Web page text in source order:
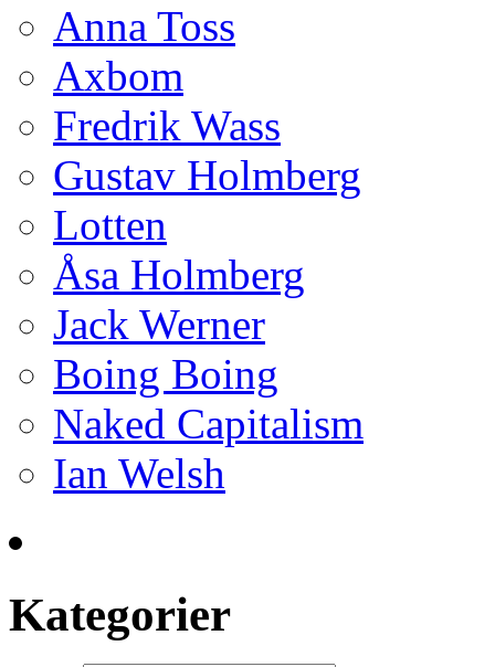
Anna Toss
Axbom
Fredrik Wass
Gustav Holmberg
Lotten
Åsa Holmberg
Jack Werner
Boing Boing
Naked Capitalism
Ian Welsh
Kategorier